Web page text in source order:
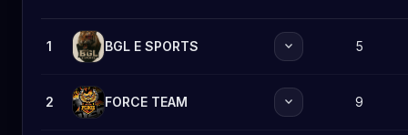
1 BGL E SPORTS expand_more 5
2 FORCE TEAM expand_more 9